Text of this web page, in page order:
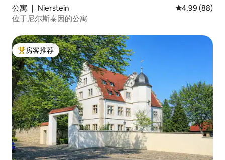
公寓 ｜ Nierstein 平均评分 4.99
4.99 (88)
位于尼尔斯泰因的公寓
热门「房客推荐」
房客推荐